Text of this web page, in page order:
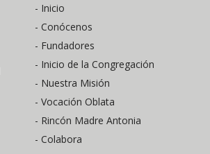
- Inicio
- Conócenos
- Fundadores
- Inicio de la Congregación
- Nuestra Misión
- Vocación Oblata
- Rincón Madre Antonia
- Colabora